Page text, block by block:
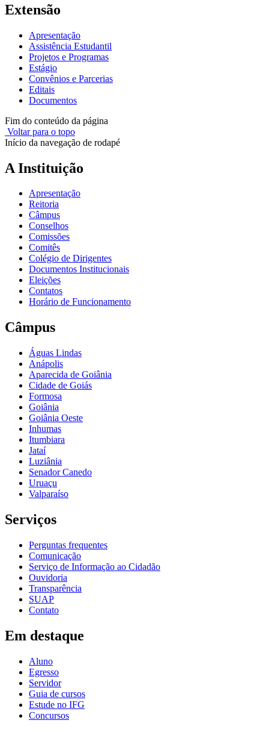
Extensão
Apresentação
Assistência Estudantil
Projetos e Programas
Estágio
Convênios e Parcerias
Editais
Documentos
Fim do conteúdo da página
Voltar para o topo
Início da navegação de rodapé
A Instituição
Apresentação
Reitoria
Câmpus
Conselhos
Comissões
Comitês
Colégio de Dirigentes
Documentos Institucionais
Eleições
Contatos
Horário de Funcionamento
Câmpus
Águas Lindas
Anápolis
Aparecida de Goiânia
Cidade de Goiás
Formosa
Goiânia
Goiânia Oeste
Inhumas
Itumbiara
Jataí
Luziânia
Senador Canedo
Uruaçu
Valparaíso
Serviços
Perguntas frequentes
Comunicação
Serviço de Informação ao Cidadão
Ouvidoria
Transparência
SUAP
Contato
Em destaque
Aluno
Egresso
Servidor
Guia de cursos
Estude no IFG
Concursos